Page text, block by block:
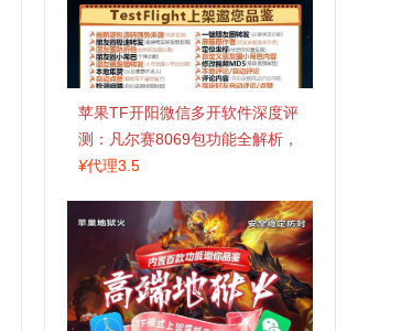
苹果TF开阳微信多开软件深度评
测：凡尔赛8069包功能全解析，
TestFlight稳定版上架，激活认准
¥代理3.5